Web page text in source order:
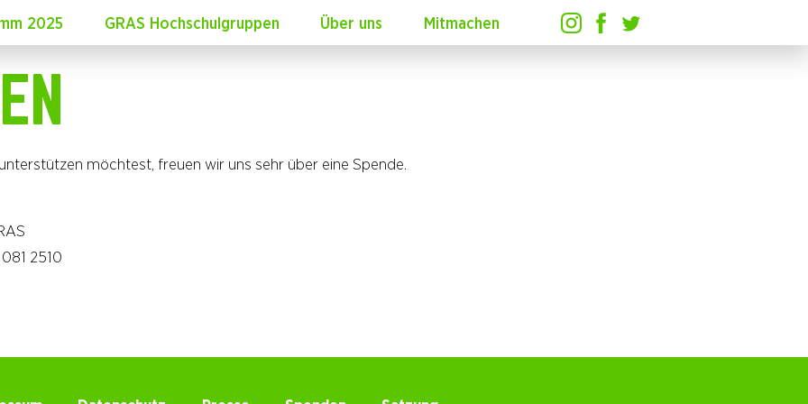
2025 GRAS Hochschulgruppen Über uns Mitmachen
möchtest, freuen wir uns sehr über eine Spende.
2510